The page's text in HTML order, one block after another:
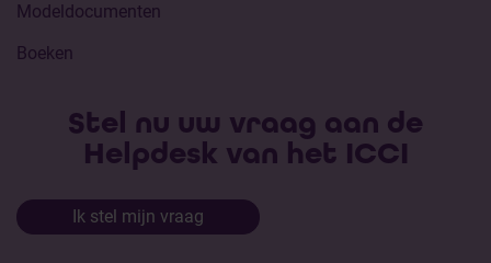
Modeldocumenten
Boeken
Stel nu uw vraag aan de
Helpdesk van het ICCI
Ik stel mijn vraag